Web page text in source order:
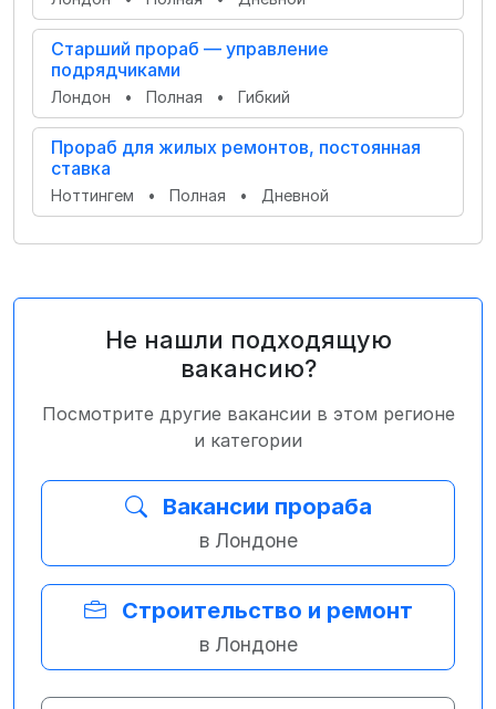
Старший прораб — управление
подрядчиками
Лондон • Полная • Гибкий
Прораб для жилых ремонтов, постоянная
ставка
Ноттингем • Полная • Дневной
Не нашли подходящую
вакансию?
Посмотрите другие вакансии в этом регионе
и категории
Вакансии прораба
в Лондоне
Строительство и ремонт
в Лондоне